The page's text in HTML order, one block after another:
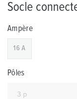
Socle
Ampère
16 A
Pôles